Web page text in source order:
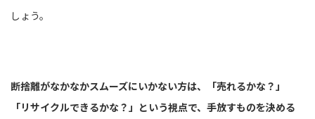
しょう。
断捨離がなかなかスムーズにいかない方は、「売れるかな？」
「リサイクルできるかな？」という視点で、手放すものを決める